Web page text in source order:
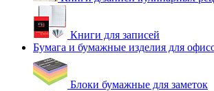
Книги для записей
Бумага и бумажные изделия для
Блоки бумажные для заметок